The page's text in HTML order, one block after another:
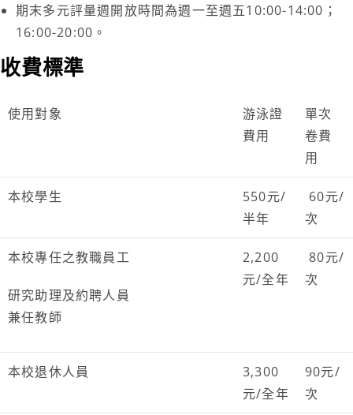
期末多元評量週開放時間為週一至週五10:00-14:00；
16:00-20:00。
收費標準
使用對象
游泳證
費用
單次
卷費
用
本校學生
550元/
半年
60元/
次
本校專任之教職員工
研究助理及約聘人員
兼任教師
2,200
元/全年
80元/
次
本校退休人員
3,300
元/全年
90元/
次